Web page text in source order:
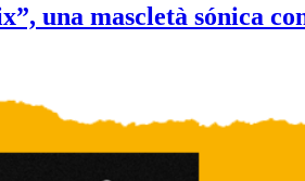
una mascletà sónica